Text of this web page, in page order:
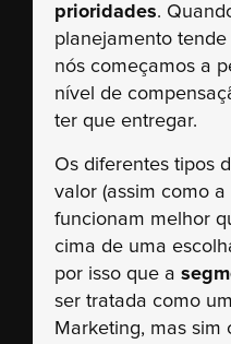
prioridades.
planejamento
nós começamos a
nível de
ter que entregar.
Os diferentes tipos
valor (assim como a
funcionam melhor
cima de uma
por isso que a
ser tratada como
Marketing, mas sim